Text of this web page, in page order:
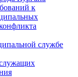
к
службе